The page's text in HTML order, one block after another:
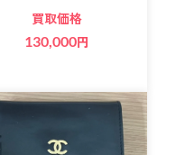
買取価格
130,000円